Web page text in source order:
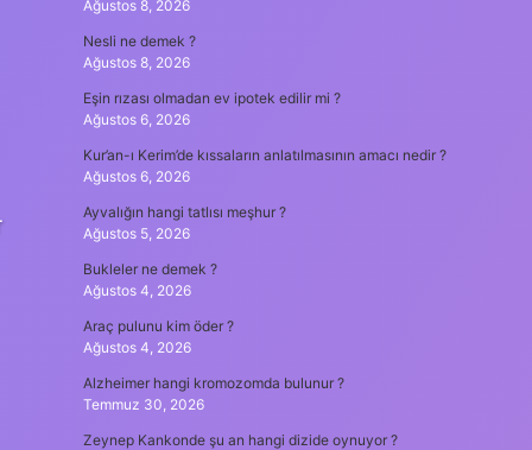
Ağustos 8, 2026
Nesli ne demek ?
Ağustos 8, 2026
Eşin rızası olmadan ev ipotek edilir mi ?
Ağustos 6, 2026
Kur’an-ı Kerim’de kıssaların anlatılmasının amacı nedir ?
Ağustos 6, 2026
Ayvalığın hangi tatlısı meşhur ?
Ağustos 5, 2026
Bukleler ne demek ?
Ağustos 4, 2026
Araç pulunu kim öder ?
Ağustos 4, 2026
Alzheimer hangi kromozomda bulunur ?
Temmuz 30, 2026
Zeynep Kankonde şu an hangi dizide oynuyor ?